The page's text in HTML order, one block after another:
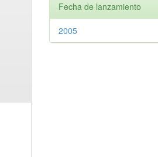
Fecha de lanzamiento
2005